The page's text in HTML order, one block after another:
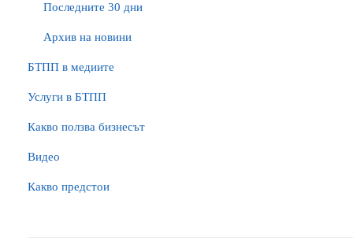
Последните 30 дни
Архив на новини
БTПП в медиите
Услуги в БТПП
Какво ползва бизнесът
Видео
Какво предстои